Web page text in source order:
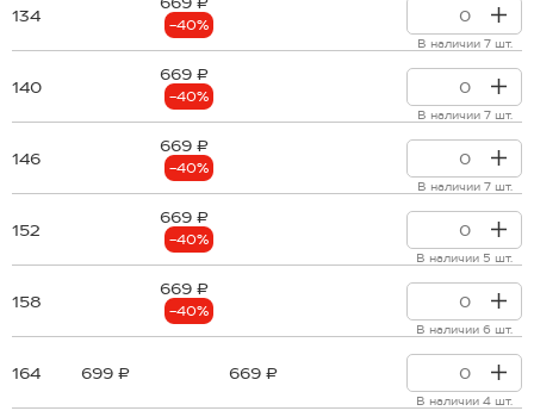
134 -40%
В наличии 7 шт.
140
669 ₽
-40%
В наличии 7 шт.
146
669 ₽
-40%
В наличии 7 шт.
152
669 ₽
-40%
В наличии 5 шт.
158
669 ₽
-40%
В наличии 6 шт.
164 699 ₽ 669 ₽
В наличии 4 шт.